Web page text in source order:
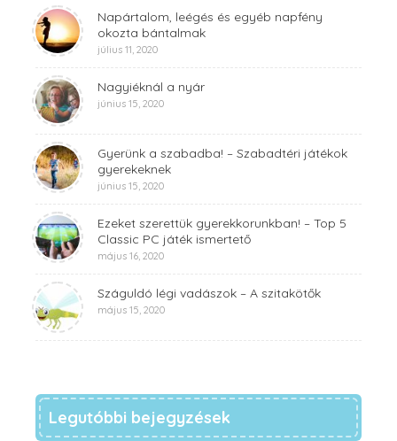
Napártalom, leégés és egyéb napfény
okozta bántalmak
július 11, 2020
Nagyiéknál a nyár
június 15, 2020
Gyerünk a szabadba! – Szabadtéri játékok
gyerekeknek
június 15, 2020
Ezeket szerettük gyerekkorunkban! – Top 5
Classic PC játék ismertető
május 16, 2020
Száguldó légi vadászok – A szitakötők
május 15, 2020
Legutóbbi bejegyzések